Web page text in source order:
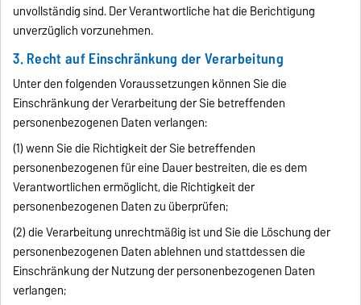
unvollständig sind. Der Verantwortliche hat die Berichtigung
unverzüglich vorzunehmen.
3. Recht auf Einschränkung der Verarbeitung
Unter den folgenden Voraussetzungen können Sie die
Einschränkung der Verarbeitung der Sie betreffenden
personenbezogenen Daten verlangen:
(1) wenn Sie die Richtigkeit der Sie betreffenden
personenbezogenen für eine Dauer bestreiten, die es dem
Verantwortlichen ermöglicht, die Richtigkeit der
personenbezogenen Daten zu überprüfen;
(2) die Verarbeitung unrechtmäßig ist und Sie die Löschung der
personenbezogenen Daten ablehnen und stattdessen die
Einschränkung der Nutzung der personenbezogenen Daten
verlangen;